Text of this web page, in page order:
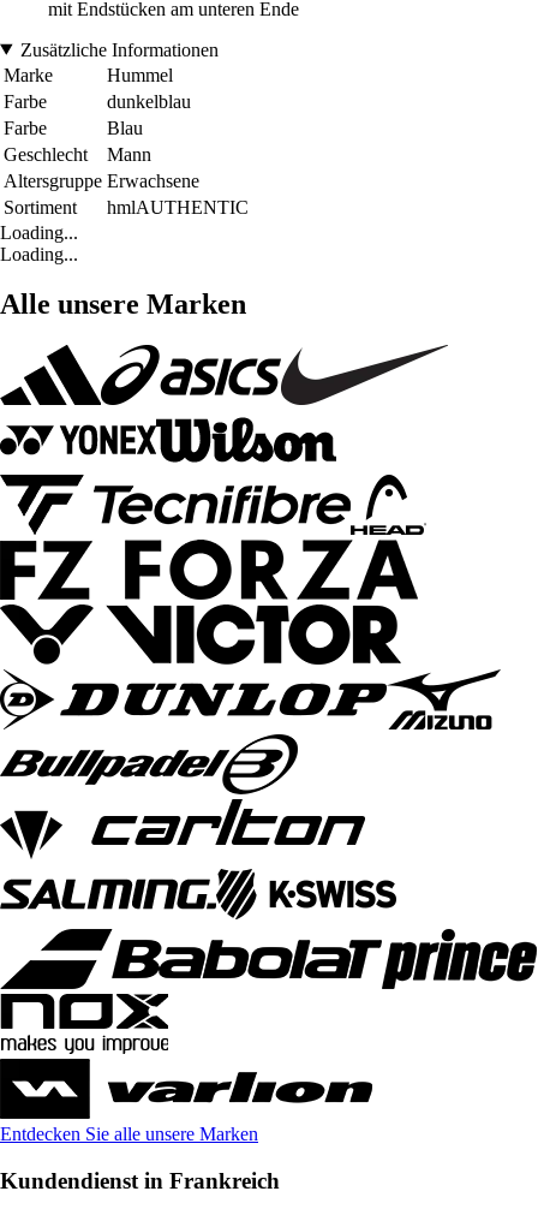
mit Endstücken am unteren Ende
Zusätzliche Informationen
Marke
Hummel
Farbe
dunkelblau
Farbe
Blau
Geschlecht
Mann
Altersgruppe Erwachsene
Sortiment
hmlAUTHENTIC
Loading...
Loading...
Alle unsere Marken
Entdecken Sie alle unsere Marken
Kundendienst in Frankreich